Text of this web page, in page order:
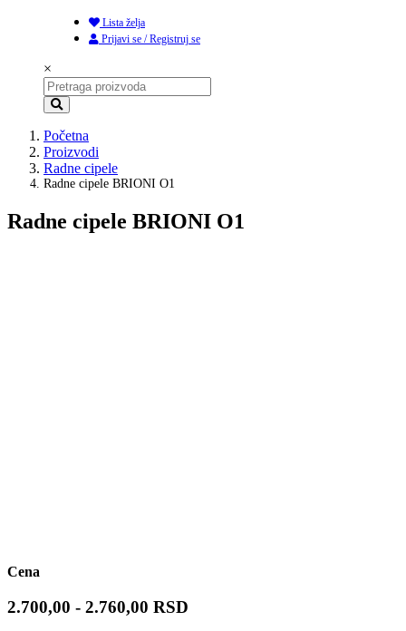
Lista želja
Prijavi se / Registruj se
×
Početna
Proizvodi
Radne cipele
Radne cipele BRIONI O1
Radne cipele BRIONI O1
Cena
2.700,00 - 2.760,00 RSD